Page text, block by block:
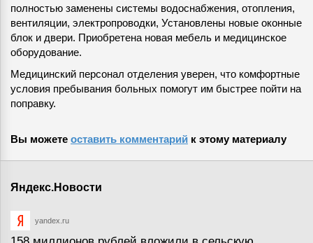
полностью заменены системы водоснабжения, отопления,
вентиляции, электропроводки, Установлены новые оконные
блок и двери. Приобретена новая мебель и медицинское
оборудование.
Медицинский персонал отделения уверен, что комфортные
условия пребывания больных помогут им быстрее пойти на
поправку.
Вы можете оставить комментарий к этому материалу
Яндекс.Новости
yandex.ru